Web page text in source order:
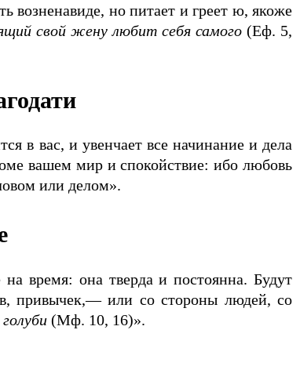
но питает и греет ю, якоже
свой жену любит себя самого (Еф. 5,
в вас, и увенчает все начинание и дела
вашем мир и спокойствие: ибо любовь
или делом».
время: она тверда и постоянна. Будут
привычек,— или со стороны людей, со
(Мф. 10, 16)».